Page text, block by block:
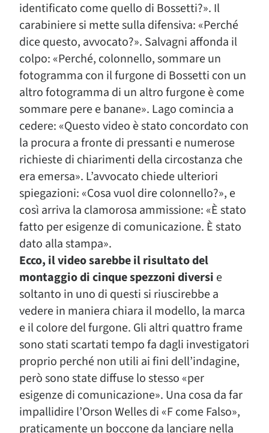
identificato come quello di Bossetti?». Il
carabiniere si mette sulla difensiva: «Perché
dice questo, avvocato?». Salvagni affonda il
colpo: «Perché, colonnello, sommare un
fotogramma con il furgone di Bossetti con un
altro fotogramma di un altro furgone è come
sommare pere e banane». Lago comincia a
cedere: «Questo video è stato concordato con
la procura a fronte di pressanti e numerose
richieste di chiarimenti della circostanza che
era emersa». L’avvocato chiede ulteriori
spiegazioni: «Cosa vuol dire colonnello?», e
così arriva la clamorosa ammissione: «È stato
fatto per esigenze di comunicazione. È stato
dato alla stampa».
Ecco, il video sarebbe il risultato del
montaggio di cinque spezzoni diversi e
soltanto in uno di questi si riuscirebbe a
vedere in maniera chiara il modello, la marca
e il colore del furgone. Gli altri quattro frame
sono stati scartati tempo fa dagli investigatori
proprio perché non utili ai fini dell’indagine,
però sono state diffuse lo stesso «per
esigenze di comunicazione». Una cosa da far
impallidire l’Orson Welles di «F come Falso»,
praticamente un boccone da lanciare nella